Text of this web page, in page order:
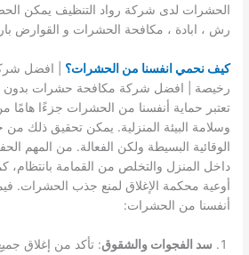
الحشرات لدى شركة رواد التنظيف يمكن
رش ، ابادة ، مكافحة الحشرات و القوارض
كيف نحمي انفسنا من الحشرات؟ | افضل
رخيصة | افضل شركة مكافحة حشرات بدون
تعتبر حماية أنفسنا من الحشرات جزءًا
وسلامة البيئة المنزلية. يمكن تحقيق ذلك من
الوقائية البسيطة ولكن الفعالة. من المهم
داخل المنزل والتخلص من القمامة
أوعية محكمة الإغلاق لمنع جذب الحشرات.
أنفسنا من الحشرات:
سد الفجوات والشقوق: تأكد من إغلاق